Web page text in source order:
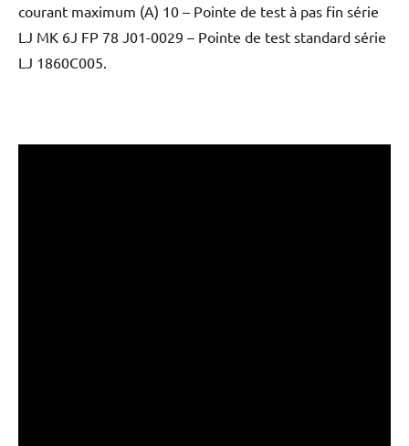
courant maximum (A) 10 – Pointe de test à pas fin série
LJ MK 6J FP 78 J01-0029 – Pointe de test standard série
LJ 1860C005.